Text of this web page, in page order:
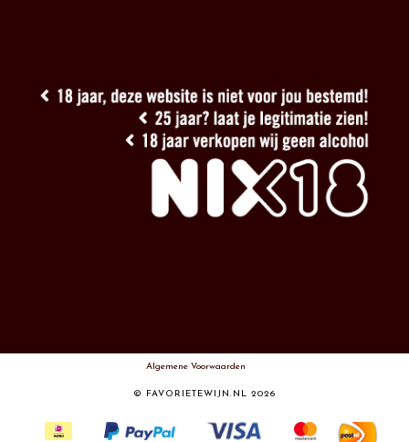
Algemene Voorwaarden
© FAVORIETEWIJN.NL 2026